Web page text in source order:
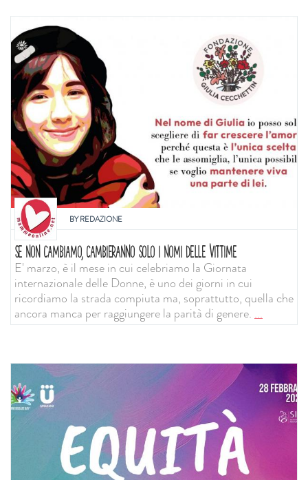
BYREDAZIONE
SE NON CAMBIAMO, CAMBIERANNO SOLO I NOMI DELLE VITTIME
E' marzo, è il mese in cui celebriamo la Giornata
internazionale delle Donne, è uno dei giorni in cui
ricordiamo la strada compiuta ma, soprattutto, quella che
ancora manca per raggiungere la parità di genere. ...